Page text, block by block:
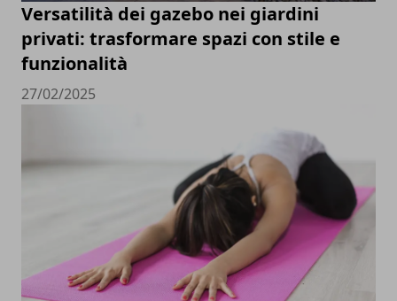
Versatilità dei gazebo nei giardini
privati: trasformare spazi con stile e
funzionalità
27/02/2025